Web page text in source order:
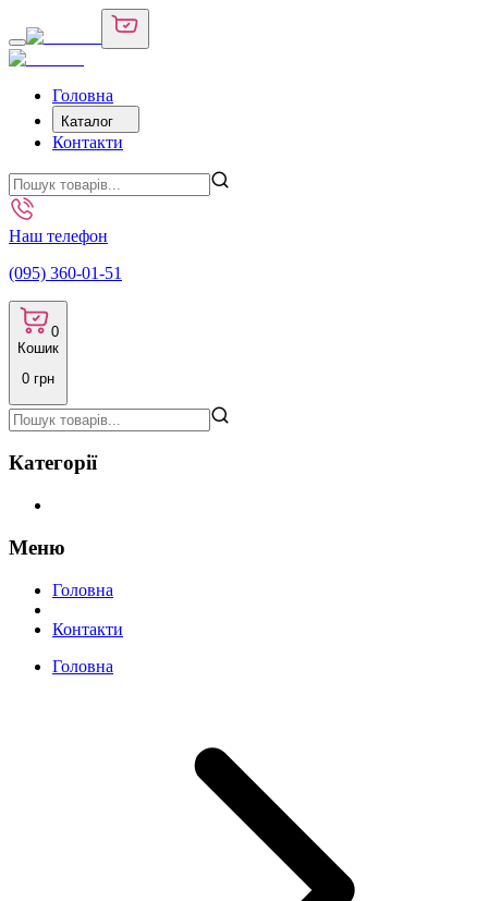
Головна
Каталог
Контакти
Наш телефон
(095) 360-01-51
0
Кошик
0 грн
Категорії
Меню
Головна
Контакти
Головна